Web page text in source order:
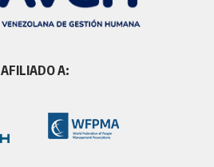
AFILIADO A: